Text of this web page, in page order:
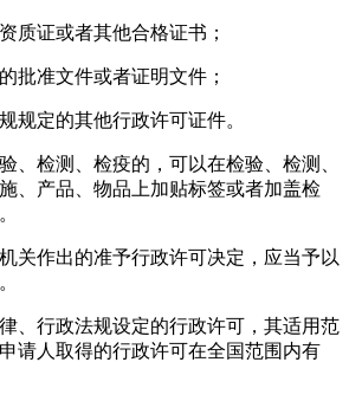
证或者其他合格证书；
准文件或者证明文件；
定的其他行政许可证件。
检测、检疫的，可以在检验、检测、
、产品、物品上加贴标签或者加盖检
关作出的准予行政许可决定，应当予以
、行政法规设定的行政许可，其适用范
请人取得的行政许可在全国范围内有